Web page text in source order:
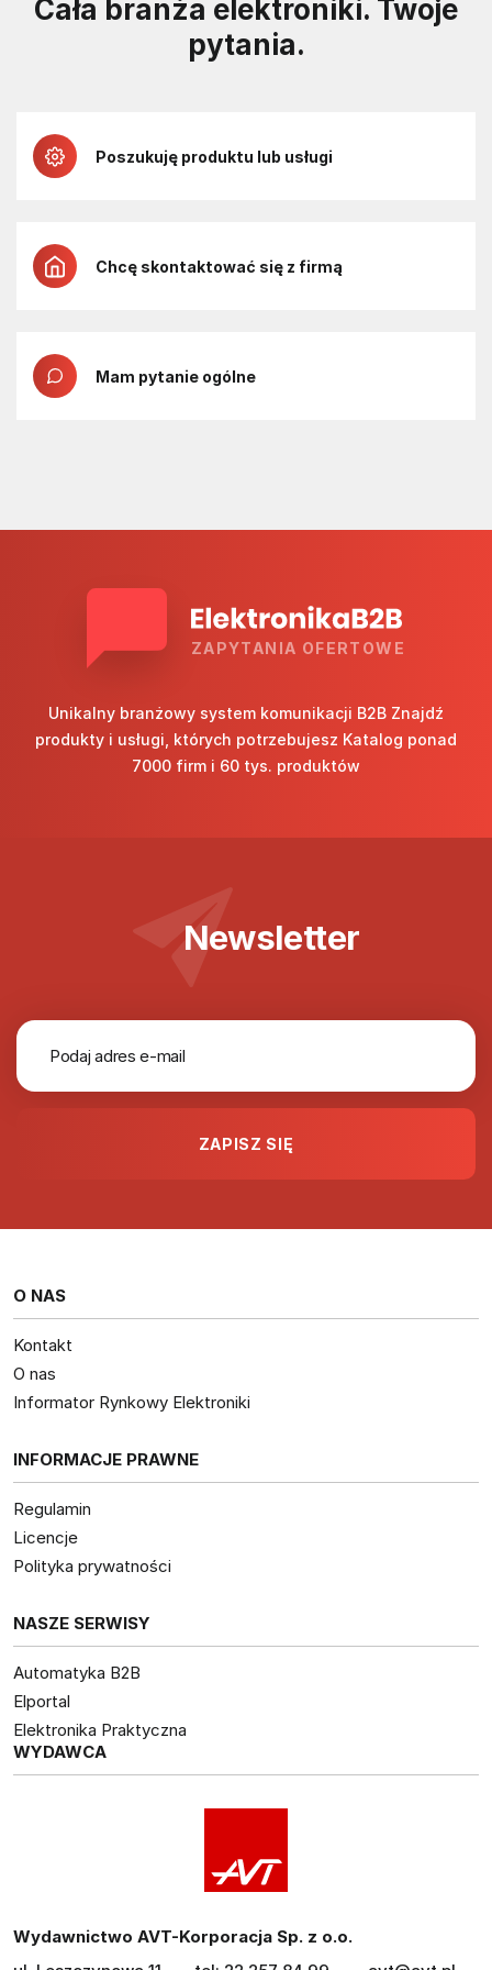
Cała branża elektroniki. Twoje
pytania.
Poszukuję produktu lub usługi
Chcę skontaktować się z firmą
Mam pytanie ogólne
ZAPYTANIA OFERTOWE
Unikalny branżowy system komunikacji B2B Znajdź
produkty i usługi, których potrzebujesz Katalog ponad
7000 firm i 60 tys. produktów
Newsletter
O NAS
Kontakt
O nas
Informator Rynkowy Elektroniki
INFORMACJE PRAWNE
Regulamin
Licencje
Polityka prywatności
NASZE SERWISY
Automatyka B2B
Elportal
Elektronika Praktyczna
WYDAWCA
Wydawnictwo AVT-Korporacja Sp. z o.o.